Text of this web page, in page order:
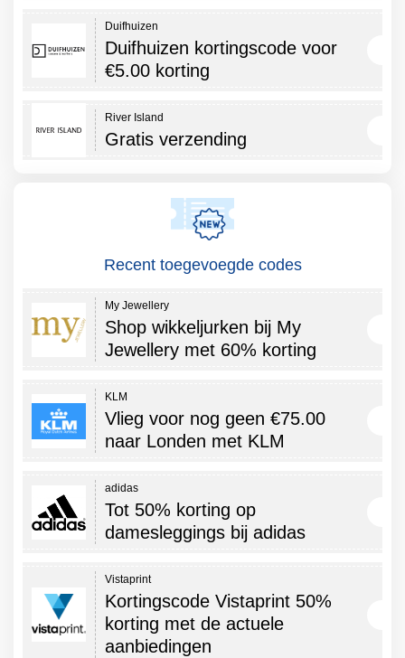
Duifhuizen
Duifhuizen kortingscode voor
€5.00 korting
River Island
Gratis verzending
Recent toegevoegde codes
My Jewellery
Shop wikkeljurken bij My
Jewellery met 60% korting
KLM
Vlieg voor nog geen €75.00
naar Londen met KLM
adidas
Tot 50% korting op
damesleggings bij adidas
Vistaprint
Kortingscode Vistaprint 50%
korting met de actuele
aanbiedingen